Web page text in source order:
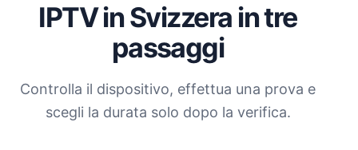
IPTV in Svizzera in tre
passaggi
Controlla il dispositivo, effettua una prova e
scegli la durata solo dopo la verifica.